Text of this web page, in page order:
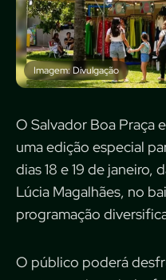
Imagem: Divulgação
O Salvador Boa Praça
uma edição especial
dias 18 e 19 de janeiro,
Lúcia Magalhães, no
programação
O público poderá